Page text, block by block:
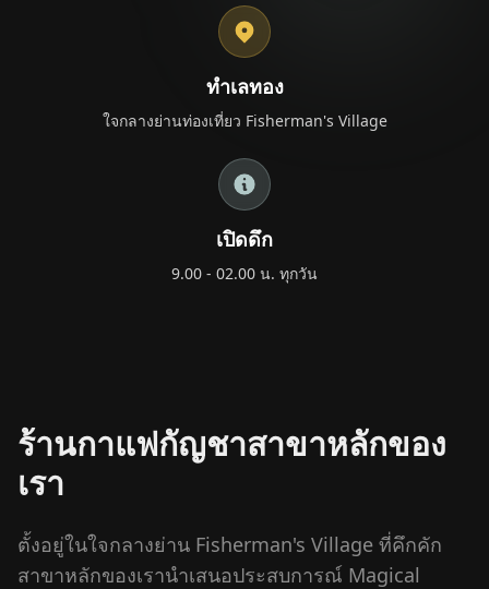
Bahasa Indonesia
Русский 🇮🇱עברית
🇪🇸Español
Quick Contact
+66 98 192 2088
ทำเลทอง
ใจกลางย่านท่องเที่ยว Fisherman's Village
เปิดดึก
9.00 - 02.00 น. ทุกวัน
ร้านกาแฟกัญชาสาขาหลักของ
เรา
ตั้งอยู่ในใจกลางย่าน Fisherman's Village ที่คึกคัก
สาขาหลักของเรานำเสนอประสบการณ์ Magical